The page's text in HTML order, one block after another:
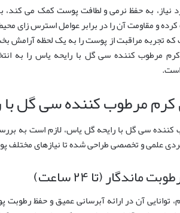
نیاز، به حفظ نرمی و لطافت پوست کمک می کند،
و مقاومت آن را در برابر عوامل استرس زای
تجربه مراقبت از پوست را به یک لحظه
مرطوب کننده سی گل با رایحه یاس را به
کرم مرطوب کننده سی گل
سی گل با رایحه گل یاس، لازم است به
علمی و تخصصی طراحی شده تا نیازهای مختلف
(تا ۲۴ ساعت)
توانایی آن در ارائه آبرسانی عمیق و حفظ